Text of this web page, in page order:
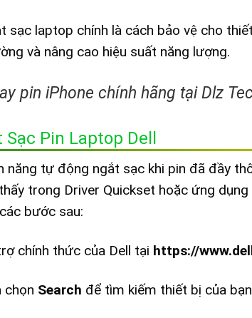
laptop chính là cách bảo vệ cho
và nâng cao hiệu suất năng lượng.
pin iPhone chính hãng tại Dlz
Pin Laptop Dell
tự động ngắt sạc khi pin đã đầy
trong Driver Quickset hoặc ứng
bước sau:
chính thức của Dell tại https://
chọn Search để tìm kiếm thiết bị của